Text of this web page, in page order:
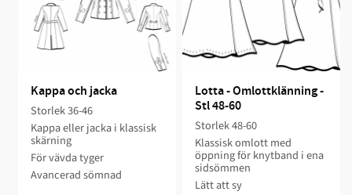
Kappa och jacka
Storlek 36-46​
Kappa eller jacka i klassisk
skärning​
För vävda tyger​
Avancerad sömnad​​​
Lotta - Omlottklänning -
Stl 48-60
Storlek 48-60​​​​
Klassisk omlott med
öppning för knytband i ena
sidsömmen​​​​​​
​​Lätt att sy​​​​​